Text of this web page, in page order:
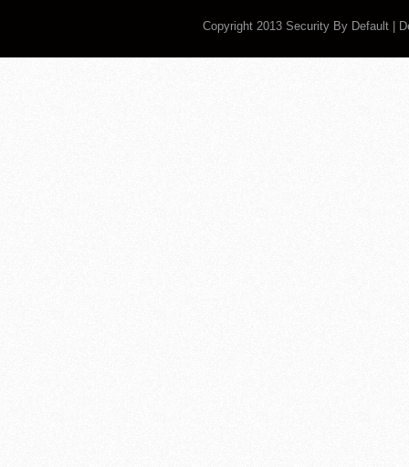
Copyright 2013 Security By Default |